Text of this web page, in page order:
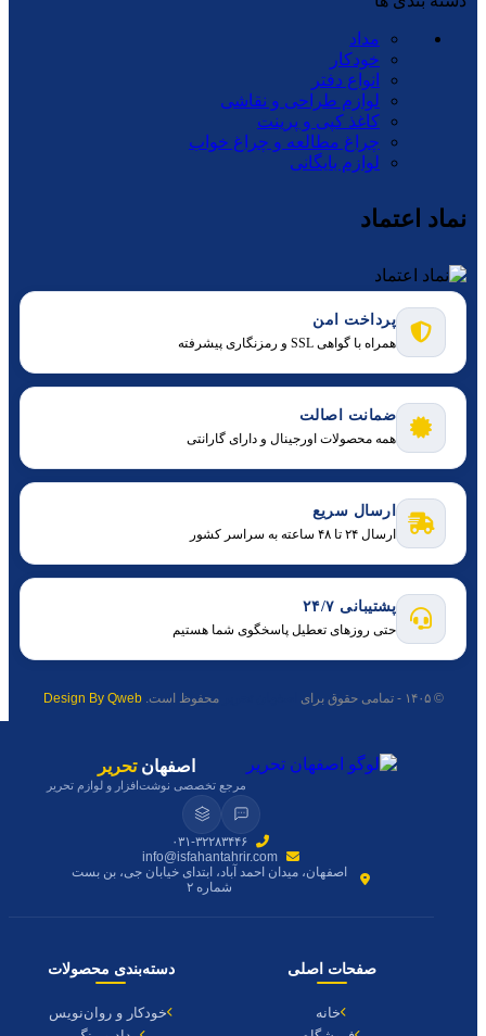
مداد
خودکار
انواع دفتر
لوازم طراحی و نقاشی
کاغذ کپی و پرینت
چراغ مطالعه و چراغ خواب
لوازم بایگانی
نماد اعتماد
پرداخت امن
همراه با گواهی SSL و رمزنگاری پیشرفته
ضمانت اصالت
همه محصولات اورجینال و دارای گارانتی
ارسال سریع
ارسال ۲۴ تا ۴۸ ساعته به سراسر کشور
پشتیبانی ۲۴/۷
حتی روزهای تعطیل پاسخگوی شما هستیم
© ۱۴۰۵ - تمامی حقوق برای محفوظ است.Design By Qweb
اصفهانتحریر
مرجع تخصصی نوشت‌افزار و لوازم تحریر
۰۳۱-۳۲۲۸۳۴۴۶
info@isfahantahrir.com
اصفهان، میدان احمد آباد، ابتدای خیابان جی، بن بست
شماره ۲
صفحات اصلی
خانه
دسته‌بندی محصولات
خودکار و روان‌نویس